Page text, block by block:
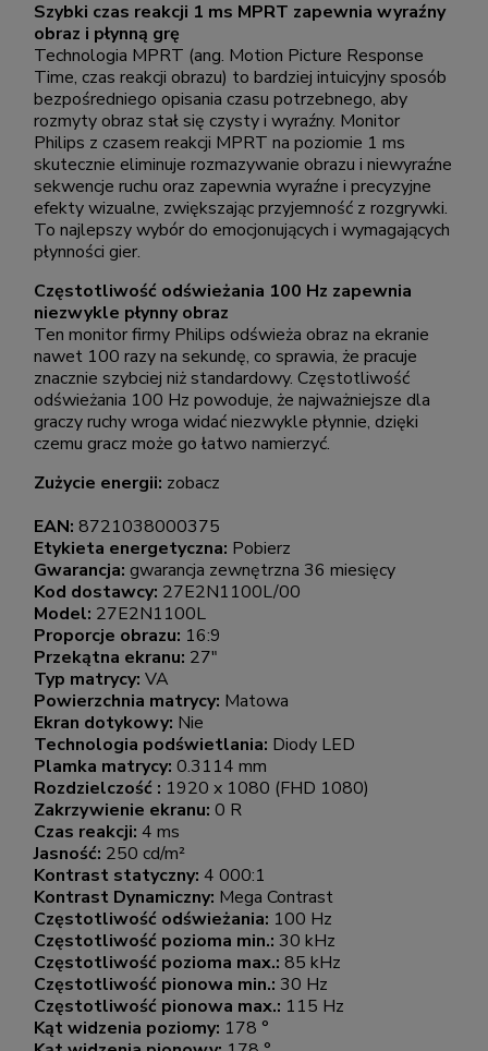
Szybki czas reakcji 1 ms MPRT zapewnia wyraźny
obraz i płynną grę
Technologia MPRT (ang. Motion Picture Response
Time, czas reakcji obrazu) to bardziej intuicyjny sposób
bezpośredniego opisania czasu potrzebnego, aby
rozmyty obraz stał się czysty i wyraźny. Monitor
Philips z czasem reakcji MPRT na poziomie 1 ms
skutecznie eliminuje rozmazywanie obrazu i niewyraźne
sekwencje ruchu oraz zapewnia wyraźne i precyzyjne
efekty wizualne, zwiększając przyjemność z rozgrywki.
To najlepszy wybór do emocjonujących i wymagających
płynności gier.
Częstotliwość odświeżania 100 Hz zapewnia
niezwykle płynny obraz
Ten monitor firmy Philips odświeża obraz na ekranie
nawet 100 razy na sekundę, co sprawia, że pracuje
znacznie szybciej niż standardowy. Częstotliwość
odświeżania 100 Hz powoduje, że najważniejsze dla
graczy ruchy wroga widać niezwykle płynnie, dzięki
czemu gracz może go łatwo namierzyć.
Zużycie energii: zobacz
EAN: 8721038000375
Etykieta energetyczna: Pobierz
Gwarancja: gwarancja zewnętrzna 36 miesięcy
Kod dostawcy: 27E2N1100L/00
Model: 27E2N1100L
Proporcje obrazu: 16:9
Przekątna ekranu: 27"
Typ matrycy: VA
Powierzchnia matrycy: Matowa
Ekran dotykowy: Nie
Technologia podświetlania: Diody LED
Plamka matrycy: 0.3114 mm
Rozdzielczość : 1920 x 1080 (FHD 1080)
Zakrzywienie ekranu: 0 R
Czas reakcji: 4 ms
Jasność: 250 cd/m²
Kontrast statyczny: 4 000:1
Kontrast Dynamiczny: Mega Contrast
Częstotliwość odświeżania: 100 Hz
Częstotliwość pozioma min.: 30 kHz
Częstotliwość pozioma max.: 85 kHz
Częstotliwość pionowa min.: 30 Hz
Częstotliwość pionowa max.: 115 Hz
Kąt widzenia poziomy: 178 °